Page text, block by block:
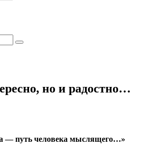
но и радостно…
— путь человека мыслящего…»